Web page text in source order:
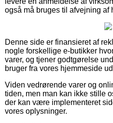
også må bruges til afvejning af
Denne side er finansieret af
nogle forskellige e-butikker
varer, og tjener godtgørelse
bruger fra vores hjemmeside
Viden vedrørende varer og
tiden, men man kan ikke stille
der kan være implementeret
vores oplysninger.